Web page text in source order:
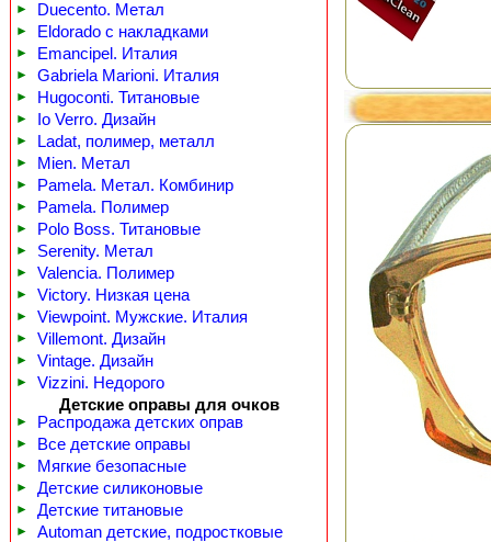
► Duecento. Метал
► Eldorado с накладками
► Emancipel. Италия
► Gabriela Marioni. Италия
► Hugoconti. Титановые
► Io Verro. Дизайн
► Ladat, полимер, металл
► Mien. Метал
► Pamela. Метал. Комбинир
► Pamela. Полимер
► Polo Boss. Титановые
► Serenity. Метал
► Valencia. Полимер
► Victory. Низкая цена
► Viewpoint. Мужские. Италия
► Villemont. Дизайн
► Vintage. Дизайн
►
Vizzini. Недорого
Детские оправы для очков
► Распродажа детских оправ
► Все детские оправы
► Мягкие безопасные
► Детские силиконовые
► Детские титановые
► Automan детские, подростковые